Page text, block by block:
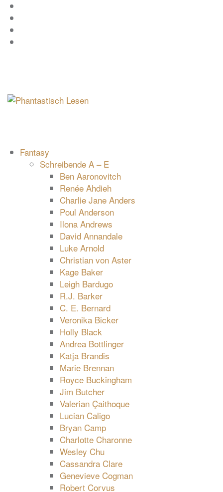
Zum
Inhalt
springen
Fantasy
Schreibende A – E
Ben Aaronovitch
Renée Ahdieh
Charlie Jane Anders
Poul Anderson
Ilona Andrews
David Annandale
Luke Arnold
Christian von Aster
Kage Baker
Leigh Bardugo
R.J. Barker
C. E. Bernard
Veronika Bicker
Holly Black
Andrea Bottlinger
Katja Brandis
Marie Brennan
Royce Buckingham
Jim Butcher
Valerian Çaithoque
Lucian Caligo
Bryan Camp
Charlotte Charonne
Wesley Chu
Cassandra Clare
Genevieve Cogman
Robert Corvus